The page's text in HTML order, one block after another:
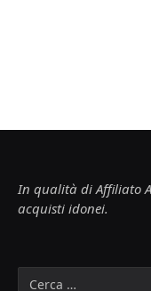
In qualità di Affiliato
acquisti idonei.